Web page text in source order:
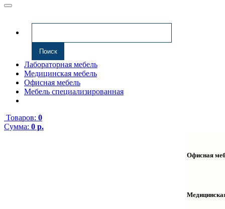
Лабораторная мебель
Медицинская мебель
Офисная мебель
Мебель специализированная
Товаров: 0
Сумма: 0 р.
Офисная